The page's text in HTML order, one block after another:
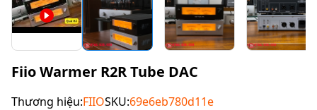
Fiio Warmer R2R Tube DAC
Thương hiệu:FIIOSKU:69e6eb780d11e